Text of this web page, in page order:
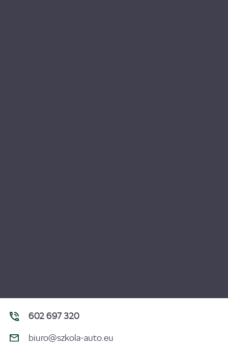
602 697 320
biuro@szkola-auto.eu